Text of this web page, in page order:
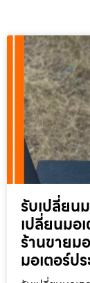
รับเปลี่ยน
เปลี่ยนมอ
ร้านขายม
มอเตอร์ป